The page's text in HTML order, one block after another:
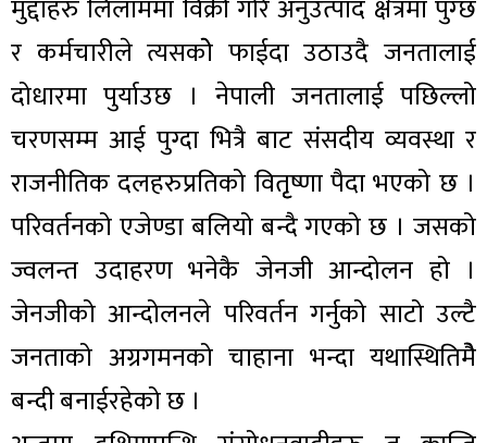
मुद्दाहरु लिलाममा विक्री गरि अनुउत्पाद क्षेत्रमा पुग्छ
र कर्मचारीले त्यसकोे फाईदा उठाउदै जनतालाई
दोधारमा पुर्याउछ । नेपाली जनतालाई पछिल्लो
चरणसम्म आई पुग्दा भित्रै बाट संसदीय व्यवस्था र
राजनीतिक दलहरुप्रतिको वितृृष्णा पैदा भएको छ ।
परिवर्तनको एजेण्डा बलियो बन्दै गएको छ । जसको
ज्वलन्त उदाहरण भनेकै जेनजी आन्दोलन हो ।
जेनजीको आन्दोलनले परिवर्तन गर्नुको साटो उल्टै
जनताको अग्रगमनको चाहाना भन्दा यथास्थितिमैे
बन्दी बनाईरहेको छ ।